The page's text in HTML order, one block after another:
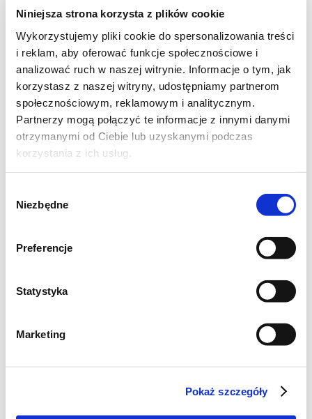
Niniejsza strona korzysta z plików cookie
Wykorzystujemy pliki cookie do spersonalizowania treści
i reklam, aby oferować funkcje społecznościowe i
analizować ruch w naszej witrynie. Informacje o tym, jak
korzystasz z naszej witryny, udostępniamy partnerom
społecznościowym, reklamowym i analitycznym.
Partnerzy mogą połączyć te informacje z innymi danymi
otrzymanymi od Ciebie lub uzyskanymi podczas
korzystania z ich usług.
zgody
Niezbędne
Preferencje
Statystyka
Marketing
Pokaż szczegóły
Szwedzkie pulpeciki
klopsiki:
500 g mielonego mięsa ( indyka,
wołowego, wołowo-wieprzowego,
wołowo - cielęcego)